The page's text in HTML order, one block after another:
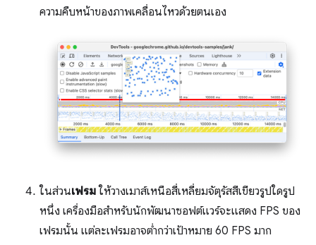
ความคืบหน้าของภาพเคลื่อนไหวด้วยตนเอง
ในส่วนเฟรม ให้วางเมาส์เหนือสี่เหลี่ยมจัตุรัสสีเขียวรูปใดรูป
หนึ่ง เครื่องมือสำหรับนักพัฒนาซอฟต์แวร์จะแสดง FPS ของ
เฟรมนั้น แต่ละเฟรมอาจต่ำกว่าเป้าหมาย 60 FPS มาก